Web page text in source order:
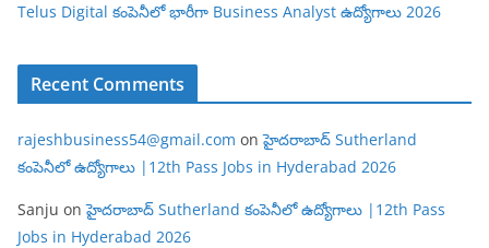
Telus Digital కంపెనీలో భారీగా Business Analyst ఉద్యోగాలు 2026
Recent Comments
rajeshbusiness54@gmail.com onహైదరాబాద్ Sutherland
కంపెనీలో ఉద్యోగాలు |12th Pass Jobs in Hyderabad 2026
Sanju onహైదరాబాద్ Sutherland కంపెనీలో ఉద్యోగాలు |12th Pass
Jobs in Hyderabad 2026